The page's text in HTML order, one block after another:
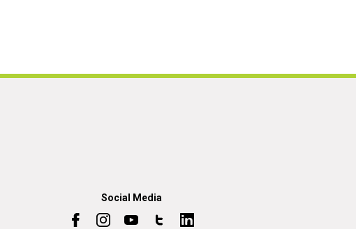
Social Media